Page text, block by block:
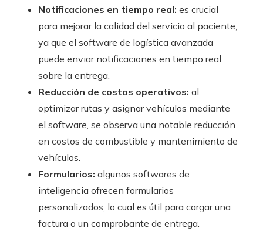
Notificaciones en tiempo real: es crucial
para mejorar la calidad del servicio al paciente,
ya que el software de logística avanzada
puede enviar notificaciones en tiempo real
sobre la entrega.
Reducción de costos operativos: al
optimizar rutas y asignar vehículos mediante
el software, se observa una notable reducción
en costos de combustible y mantenimiento de
vehículos.
Formularios: algunos softwares de
inteligencia ofrecen formularios
personalizados, lo cual es útil para cargar una
factura o un comprobante de entrega.